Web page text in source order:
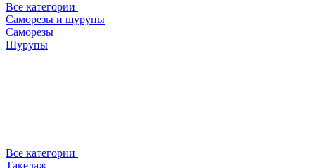
Все категории
Саморезы и шурупы
Саморезы
Шурупы
Все категории
Такелаж